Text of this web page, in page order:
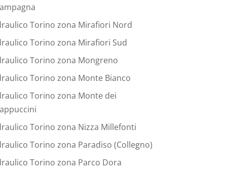
Torino zona Mirafiori Nord
Torino zona Mirafiori Sud
Torino zona Mongreno
Torino zona Monte Bianco
Torino zona Monte dei
Torino zona Nizza Millefonti
Torino zona Paradiso (Collegno)
Torino zona Parco Dora